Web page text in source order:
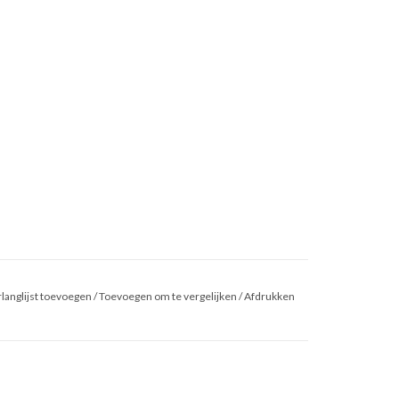
toevoegen /Toevoegen om te vergelijken /Afdrukken